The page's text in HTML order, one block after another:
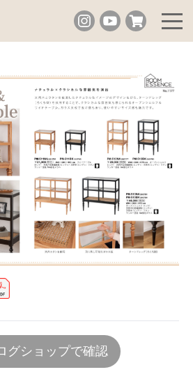
グショップで確認